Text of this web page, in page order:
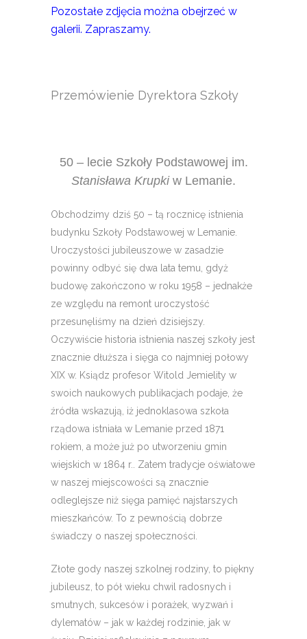
Pozostałe zdjęcia można obejrzeć w
galerii. Zapraszamy.
Przemówienie Dyrektora Szkoły
50 – lecie Szkoły Podstawowej im.
Stanisława Krupkiw Lemanie.
Obchodzimy dziś 50 – tą rocznicę istnienia
budynku Szkoły Podstawowej w Lemanie.
Uroczystości jubileuszowe w zasadzie
powinny odbyć się dwa lata temu, gdyż
budowę zakończono w roku 1958 – jednakże
ze względu na remont uroczystość
przesunęliśmy na dzień dzisiejszy.
Oczywiście historia istnienia naszej szkoły jest
znacznie dłuższa i sięga co najmniej połowy
XIX w. Ksiądz profesor Witold Jemielity w
swoich naukowych publikacjach podaje, że
źródła wskazują, iż jednoklasowa szkoła
rządowa istniała w Lemanie przed 1871
rokiem, a może już po utworzeniu gmin
wiejskich w 1864 r.. Zatem tradycje oświatowe
w naszej miejscowości są znacznie
odleglejsze niż sięga pamięć najstarszych
mieszkańców. To z pewnością dobrze
świadczy o naszej społeczności.
Złote gody naszej szkolnej rodziny, to piękny
jubileusz, to pół wieku chwil radosnych i
smutnych, sukcesów i porażek, wyzwań i
dylematów – jak w każdej rodzinie, jak w